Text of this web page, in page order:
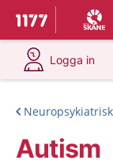
Till startsidan för
Du har
Logga in
på 1177.se
Autism